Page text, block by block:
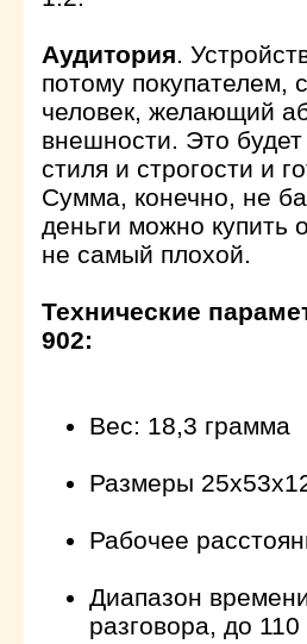
Аудитория.
потому покупателем,
человек, желающий
внешности. Это
стиля и строгости и
Сумма, конечно, не
деньги можно
не самый плохой.
Технические
902:
Вес: 18,3 грамма
Размеры
Рабочее
Диапазон
разговора, до